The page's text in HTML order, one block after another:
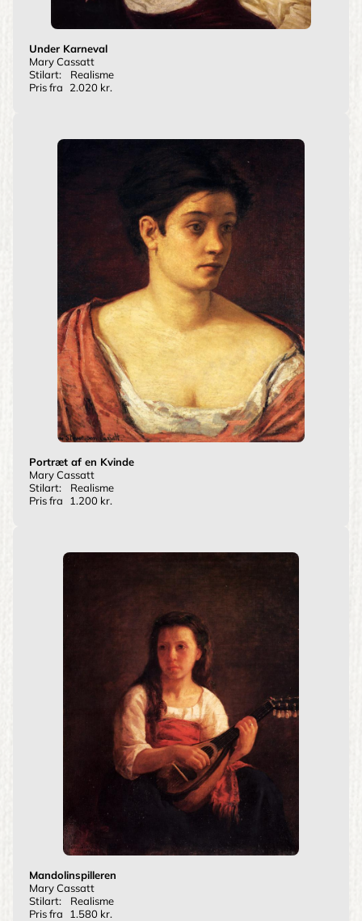
Under Karneval
Mary Cassatt
Stilart:
Realisme
Pris fra
2.020 kr.
Portræt af en Kvinde
Mary Cassatt
Stilart:
Realisme
Pris fra
1.200 kr.
Mandolinspilleren
Mary Cassatt
Stilart:
Realisme
Pris fra
1.580 kr.